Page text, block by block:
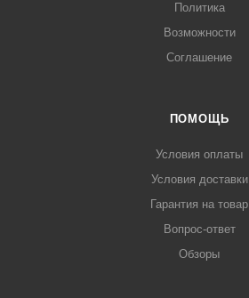
Политика
Возможности
Соглашение
ПОМОЩЬ
Условия оплаты
Условия доставки
Гарантия на товар
Вопрос-ответ
Обзоры